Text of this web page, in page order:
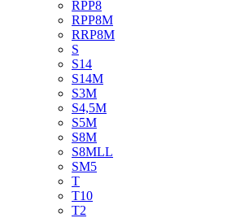
RPP8
RPP8M
RRP8M
S
S14
S14M
S3M
S4,5M
S5M
S8M
S8MLL
SM5
T
T10
T2